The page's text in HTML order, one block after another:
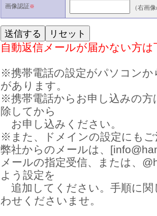
画像認証※ （右画
自動返信メールが届かない方
※携帯電話の設定がパソコン
があります。
※携帯電話からお申し込みの
除してから
お申し込みください。
※また、ドメインの設定にも
弊社からのメールは、
メールの指定受信、または、
よう設定を
追加してください。手順に関
わせくださいませ。